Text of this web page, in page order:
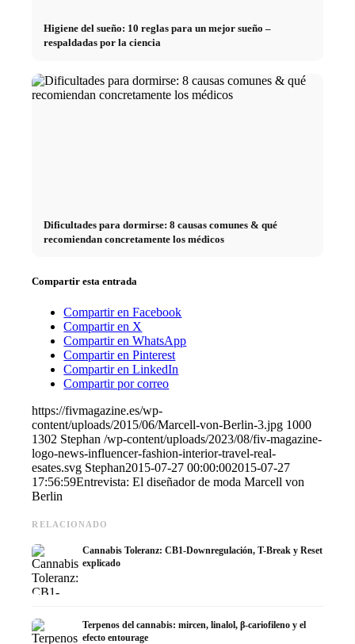
Higiene del sueño: 10 reglas para un mejor sueño –
respaldadas por la ciencia
Dificultades para dormirse: 8 causas comunes & qué
recomiendan concretamente los médicos
Compartir esta entrada
Compartir en Facebook
Compartir en X
Compartir en WhatsApp
Compartir en Pinterest
Compartir en LinkedIn
Compartir por correo
https://fivmagazine.es/wp-
content/uploads/2015/06/Marcell-von-Berlin-3.jpg 1000
1302 Stephan /wp-content/uploads/2023/08/fiv-magazine-
logo-news-influencer-fashion-interior-travel-real-
esates.svg Stephan2015-07-27 00:00:002015-07-27
17:56:59Entrevista: El diseñador de moda Marcell von
Berlin
RELACIONADO
Cannabis Toleranz: CB1-Downregulación, T-Break y Reset
explicado
Terpenos del cannabis: mircen, linalol, β-cariofileno y el
efecto entourage